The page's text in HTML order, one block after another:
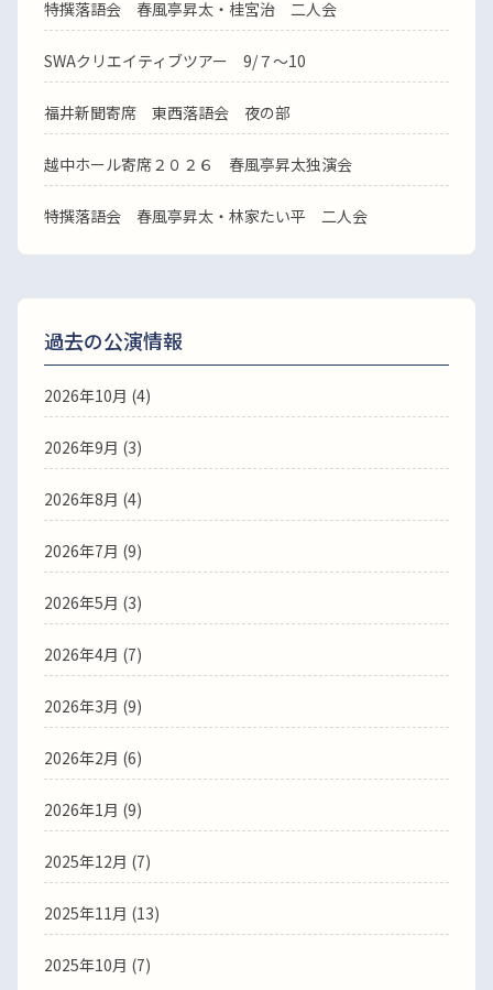
特撰落語会 春風亭昇太・桂宮治 二人会
SWAクリエイティブツアー 9/７～10
福井新聞寄席 東西落語会 夜の部
越中ホール寄席２０２６ 春風亭昇太独演会
特撰落語会 春風亭昇太・林家たい平 二人会
過去の公演情報
2026年10月 (4)
2026年9月 (3)
2026年8月 (4)
2026年7月 (9)
2026年5月 (3)
2026年4月 (7)
2026年3月 (9)
2026年2月 (6)
2026年1月 (9)
2025年12月 (7)
2025年11月 (13)
2025年10月 (7)